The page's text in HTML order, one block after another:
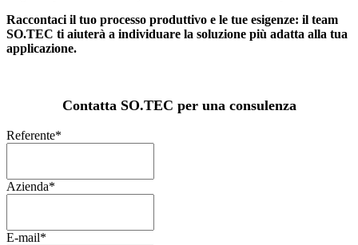
Raccontaci il tuo processo produttivo e le tue esigenze: il team
SO.TEC ti aiuterà a individuare la soluzione più adatta alla tua
applicazione.
Contatta SO.TEC per una consulenza
Referente*
Azienda*
E-mail*